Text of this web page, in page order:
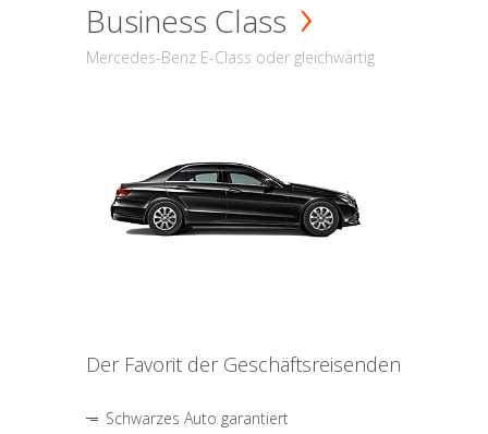
Business Class
Mercedes-Benz E-Class oder gleichwärtig
Der Favorit der Geschäftsreisenden
Schwarzes Auto garantiert